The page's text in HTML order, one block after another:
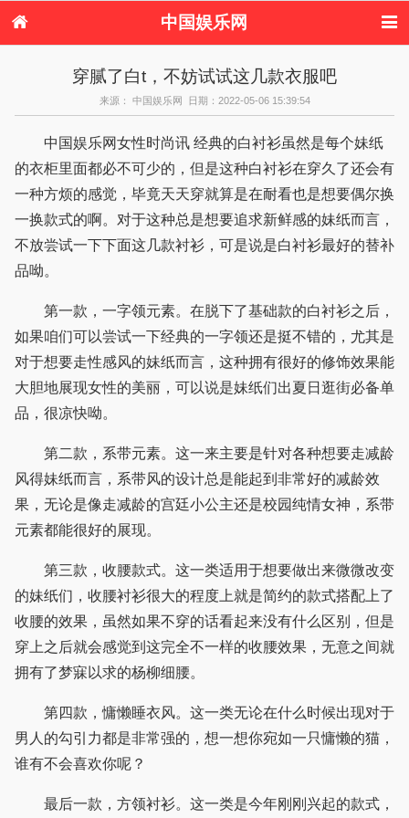
中国娱乐网
塑身 情感
新娘 家庭
购物
约会
穿腻了白t，不妨试试这几款衣服吧
来源： 中国娱乐网 日期：2022-05-06 15:39:54
中国娱乐网女性时尚讯 经典的白衬衫虽然是每个妹纸
的衣柜里面都必不可少的，但是这种白衬衫在穿久了还会有
一种方烦的感觉，毕竟天天穿就算是在耐看也是想要偶尔换
一换款式的啊。对于这种总是想要追求新鲜感的妹纸而言，
不放尝试一下下面这几款衬衫，可是说是白衬衫最好的替补
品呦。
第一款，一字领元素。在脱下了基础款的白衬衫之后，
如果咱们可以尝试一下经典的一字领还是挺不错的，尤其是
对于想要走性感风的妹纸而言，这种拥有很好的修饰效果能
大胆地展现女性的美丽，可以说是妹纸们出夏日逛街必备单
品，很凉快呦。
第二款，系带元素。这一来主要是针对各种想要走减龄
风得妹纸而言，系带风的设计总是能起到非常好的减龄效
果，无论是像走减龄的宫廷小公主还是校园纯情女神，系带
元素都能很好的展现。
第三款，收腰款式。这一类适用于想要做出来微微改变
的妹纸们，收腰衬衫很大的程度上就是简约的款式搭配上了
收腰的效果，虽然如果不穿的话看起来没有什么区别，但是
穿上之后就会感觉到这完全不一样的收腰效果，无意之间就
拥有了梦寐以求的杨柳细腰。
第四款，慵懒睡衣风。这一类无论在什么时候出现对于
男人的勾引力都是非常强的，想一想你宛如一只慵懒的猫，
谁有不会喜欢你呢？
最后一款，方领衬衫。这一类是今年刚刚兴起的款式，